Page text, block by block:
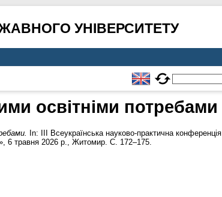
УНІВЕРСИТЕТУ
освітніми потребами
In: III Всеукраїнська науково-практична конференція
6 травня 2026 р., Житомир. С. 172–175.